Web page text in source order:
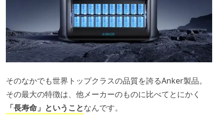
そのなかでも世界トップクラスの品質を誇るAnker製品。
その最大の特徴は、他メーカーのものに比べてとにかく
「長寿命」ということなんです。